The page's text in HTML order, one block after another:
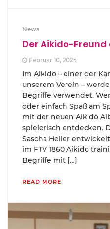
News
Der Aikido-
Februar 10, 2025
Im Aikido – einer der
unserem Verein –
Begriffe verwendet.
oder einfach Spaß am
mit der neuen Aikidō
spielerisch entdecken.
Sascha Heller
im FTV 1860 Aikido
Begriffe mit […]
READ MORE